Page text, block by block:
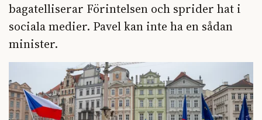
bagatelliserar Förintelsen och sprider hat i
sociala medier. Pavel kan inte ha en sådan
minister.